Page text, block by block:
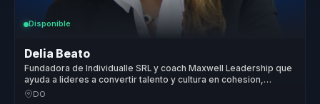
Disponible
Delia Beato
Fundadora de Individualle SRL y coach Maxwell Leadership que
ayuda a lideres a convertir talento y cultura en cohesion,
liderazgo y pertenencia.
DO